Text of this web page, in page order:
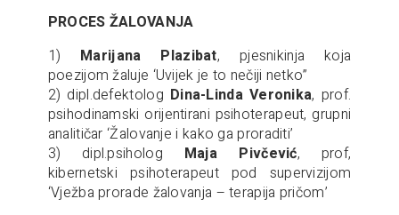
PROCES ŽALOVANJA
1) Marijana Plazibat, pjesnikinja koja
poezijom žaluje ‘Uvijek je to nečiji netko”
2) dipl.defektolog Dina-Linda Veronika, prof.
psihodinamski orijentirani psihoterapeut, grupni
analitičar ‘Žalovanje i kako ga proraditi’
3) dipl.psiholog Maja Pivčević, prof,
kibernetski psihoterapeut pod supervizijom
‘Vježba prorade žalovanja – terapija pričom’